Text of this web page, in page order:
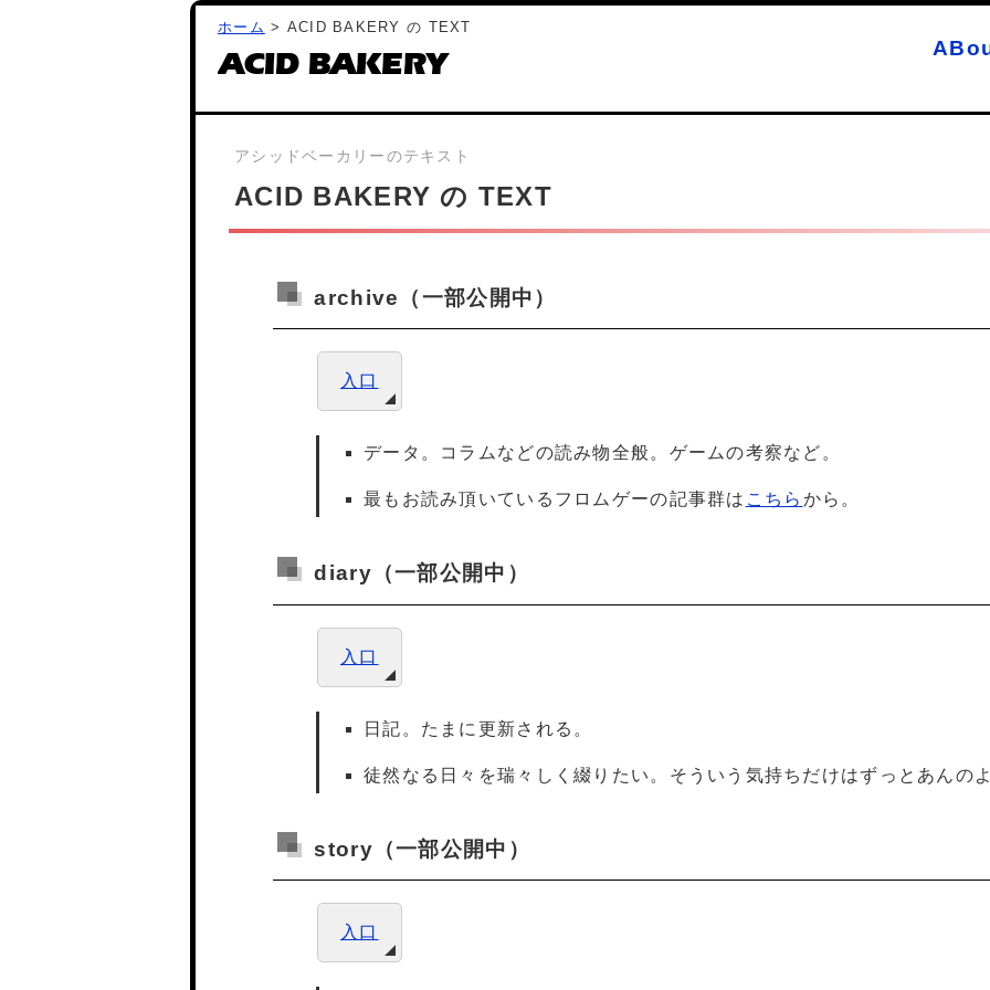
ホーム > ACID BAKERY の TEXT
ACID BAKERY
ACID BAKERY の TEXT
archive（一部公開中）
入口
データ。コラムなどの読み物全般。ゲームの考察など。
最もお読み頂いているフロムゲーの記事群は こちら から。
diary（一部公開中）
入口
日記。たまに更新される。
徒然なる日々を瑞々しく綴りたい。そういう気持ちだけはずっとあんの
story（一部公開中）
入口